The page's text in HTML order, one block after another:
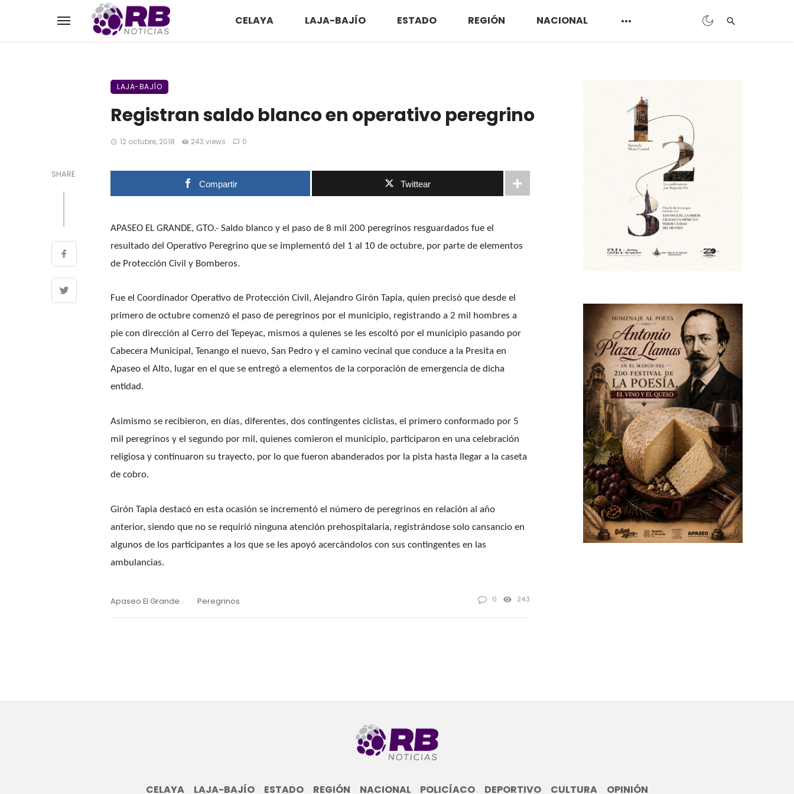
CELAYA LAJA-BAJÍO ESTADO REGIÓN NACIONAL
LAJA-BAJÍO
Registran saldo blanco en operativo peregrino
12 octubre, 2018 243 views 0
SHARE
Compartir Twittear
APASEO EL GRANDE, GTO.- Saldo blanco y el paso de 8 mil 200 peregrinos resguardados fue el
resultado del Operativo Peregrino que se implementó del 1 al 10 de octubre, por parte de elementos
de Protección Civil y Bomberos.
Fue el Coordinador Operativo de Protección Civil, Alejandro Girón Tapia, quien precisó que desde el
primero de octubre comenzó el paso de peregrinos por el municipio, registrando a 2 mil hombres a
pie con dirección al Cerro del Tepeyac, mismos a quienes se les escoltó por el municipio pasando por
Cabecera Municipal, Tenango el nuevo, San Pedro y el camino vecinal que conduce a la Presita en
Apaseo el Alto, lugar en el que se entregó a elementos de la corporación de emergencia de dicha
entidad.
Asimismo se recibieron, en días, diferentes, dos contingentes ciclistas, el primero conformado por 5
mil peregrinos y el segundo por mil, quienes comieron el municipio, participaron en una celebración
religiosa y continuaron su trayecto, por lo que fueron abanderados por la pista hasta llegar a la caseta
de cobro.
Girón Tapia destacó en esta ocasión se incrementó el número de peregrinos en relación al año
anterior, siendo que no se requirió ninguna atención prehospitalaria, registrándose solo cansancio en
algunos de los participantes a los que se les apoyó acercándolos con sus contingentes en las
ambulancias.
Apaseo El Grande Peregrinos 0 243
CELAYA LAJA-BAJÍO ESTADO REGIÓN NACIONAL POLICÍACO DEPORTIVO CULTURA OPINIÓN